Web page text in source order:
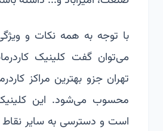
با توجه به همه نکات و
می‌توان گفت کلینیک
تهران جزو بهترین مراکز
محسوب می‌شود. این
است و دسترسی به سایر نقاط